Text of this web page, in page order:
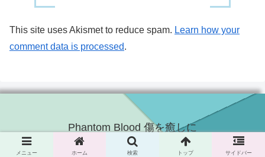
This site uses Akismet to reduce spam. Learn how your
comment data is processed.
Phantom Blood 傷を癒しに
© 2012 Phantom Blood 傷を癒しに.
メニュー ホーム 検索 トップ サイドバー